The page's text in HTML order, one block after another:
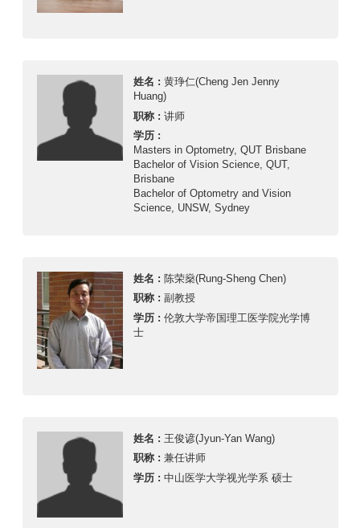
姓名 :黄琤仁(Cheng Jen Jenny
Huang)
职称 :讲师
学历 :
Masters in Optometry, QUT Brisbane
Bachelor of Vision Science, QUT,
Brisbane
Bachelor of Optometry and Vision
Science, UNSW, Sydney
姓名 :陈荣燊(Rung-Sheng Chen)
职称 :副教授
学历 :伦敦大学帝国理工医学院光学博
士
姓名 : 王俊谚(Jyun-Yan Wang)
职称 :兼任讲师
学历 :中山医学大学视光学系 硕士